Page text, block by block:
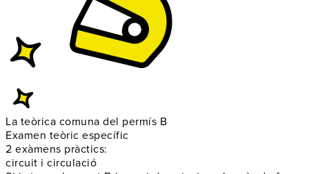
La teòrica comuna del permís B
Examen teòric específic
2 exàmens pràctics:
circuit i circulació